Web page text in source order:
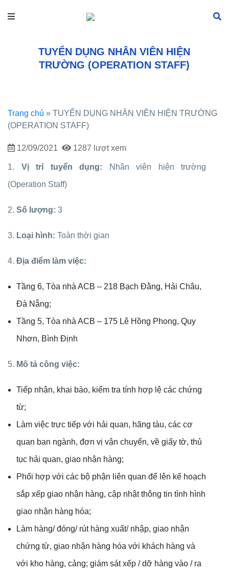
TUYỂN DỤNG NHÂN VIÊN HIỆN
TRƯỜNG (OPERATION STAFF)
Trang chủ » TUYỂN DỤNG NHÂN VIÊN HIỆN TRƯỜNG
(OPERATION STAFF)
12/09/2021 1287 lượt xem
1. Vị trí tuyển dụng:
Nhân viên hiện trường
(Operation Staff)
2. Số lượng: 3
3. Loại hình: Toàn thời gian
4. Địa điểm làm việc:
Tầng 6, Tòa nhà ACB – 218 Bạch Đằng, Hải Châu,
Đà Nẵng;
Tầng 5, Tòa nhà ACB – 175 Lê Hồng Phong, Quy
Nhơn, Bình Định
5. Mô tả công việc:
Tiếp nhận, khai báo, kiểm tra tính hợp lệ các chứng
từ;
Làm việc trực tiếp với hải quan, hãng tàu, các cơ
quan ban ngành, đơn vị vận chuyển, về giấy tờ, thủ
tục hải quan, giao nhận hàng;
Phối hợp với các bộ phận liên quan để lên kế hoạch
sắp xếp giao nhận hàng, cập nhật thông tin tình hình
giao nhận hàng hóa;
Làm hàng/ đóng/ rút hàng xuất/ nhập, giao nhận
chứng từ, giao nhận hàng hóa với khách hàng và
với kho hàng, cảng; giám sát xếp / dỡ hàng vào / ra